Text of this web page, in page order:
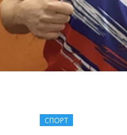
СПОРТ